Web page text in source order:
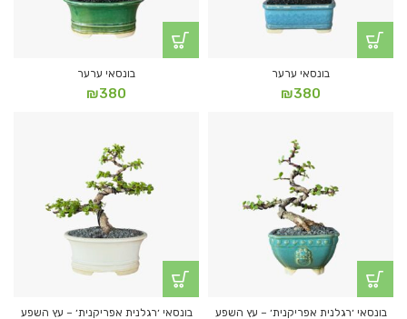
בונסאי ערער
₪380
בונסאי ערער
₪380
בונסאי ׳רגלנית אפריקנית׳ – עץ השפע בונסאי ׳רגלנית אפריקנית׳ – עץ השפע